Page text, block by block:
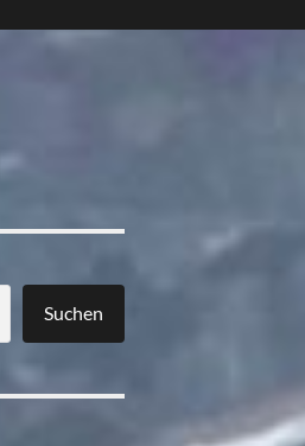
Suchen